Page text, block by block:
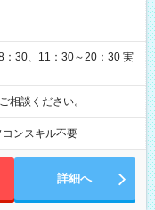
談ください。
コンスキル不要
詳細へ